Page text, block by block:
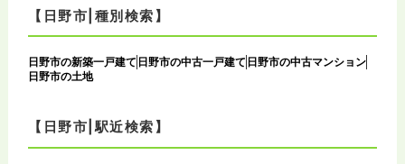
【日野市|種別検索】
日野市の新築一戸建て 日野市の中古一戸建て 日野市の中古マンション
日野市の土地
【日野市|駅近検索】